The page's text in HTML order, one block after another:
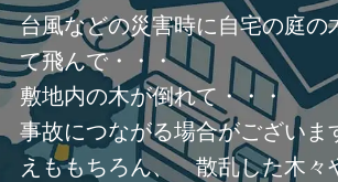
台風などの災害時に自宅の庭の
て飛んで・・・
敷地内の木が倒れて・・・
事故につながる場合がございま
えももちろん、 散乱した木々